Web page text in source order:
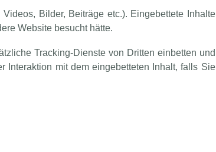
Bilder, Beiträge etc.). Eingebettete Inhalte
Website besucht hätte.
Tracking-Dienste von Dritten einbetten und
Interaktion mit dem eingebetteten Inhalt, falls Sie